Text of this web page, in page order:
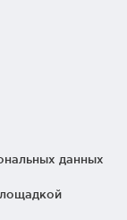
данных